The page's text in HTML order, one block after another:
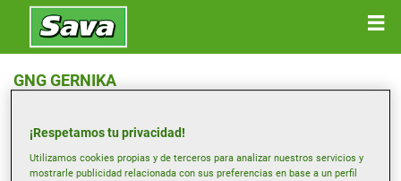
GNG GERNIKA
Obtener indicaciones
¡Respetamos tu privacidad!
Utilizamos cookies propias y de terceros para analizar nuestros servicios y
mostrarle publicidad relacionada con sus preferencias en base a un perfil